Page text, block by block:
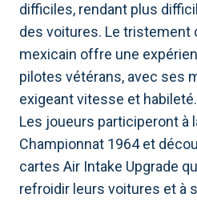
difficiles, rendant plus
des voitures. Le tristement
mexicain offre une
pilotes vétérans, avec ses
exigeant vitesse et habileté.
Les joueurs participeront à
Championnat 1964 et
cartes Air Intake Upgrade
refroidir leurs voitures et à